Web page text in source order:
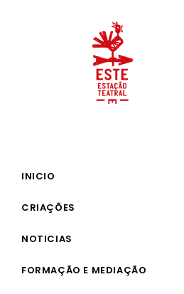
INICIO
CRIAÇÕES
NOTICIAS
FORMAÇÃO E MEDIAÇÃO